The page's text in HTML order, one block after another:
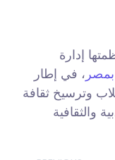
إدارة
، في إطار
وترسيخ ثقافة
والثقافية